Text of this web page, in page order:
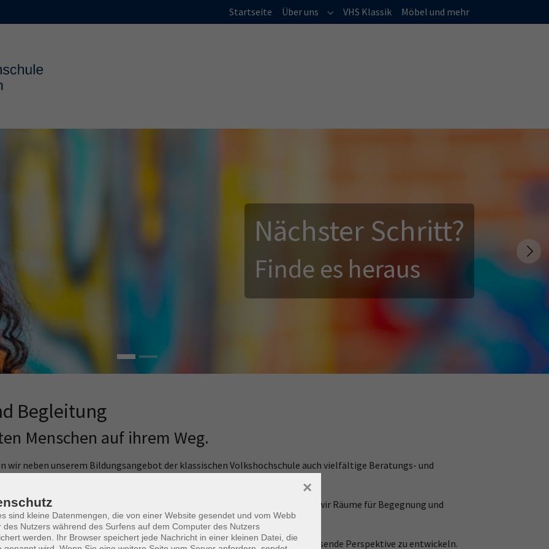
Startseite (current)
Über uns Submenu for "Über uns"
VHS Klassik Möbel und mehr
Nächster Schritt?
Finde es heraus Next
Begleitung
Menschen auf ihrem Weg.
wir neben unserem Bildungsangebot der klassischen Volkshochschule auch vielfältige Beratungs- und
über Wohneinrichtungen bis hin zum Mehrgenerationenhaus – schaffen wir Räume für Begegnung und
Generationen aktiv gelebt.
ihrem Weg in Ausbildung und Beruf und unterstützen sie dabei, eine passende Perspektive zu entwickeln.
sind kleine Datenmengen, die von einer Website gesendet und vom Webb
des Nutzers während des Surfens auf dem Computer des Nutzers
werden. Ihr Browser speichert jede Nachricht in einer kleinen Datei, die
×